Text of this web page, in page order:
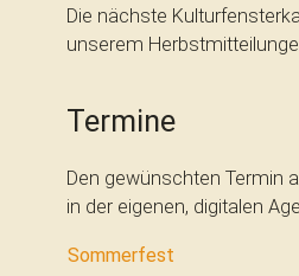
Die nächste
unserem
Termine
Den gewünschten Termin
in der eigenen, digitalen
Sommerfest